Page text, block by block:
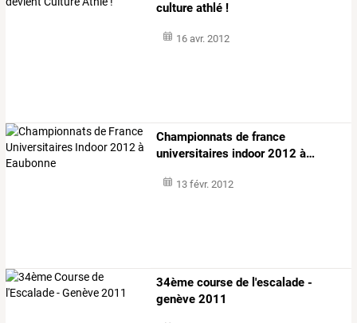
culture athlé !
16 avr. 2012
Championnats de france
universitaires indoor2012 à…
13 févr. 2012
34ème course de l'escalade -
genève 2011